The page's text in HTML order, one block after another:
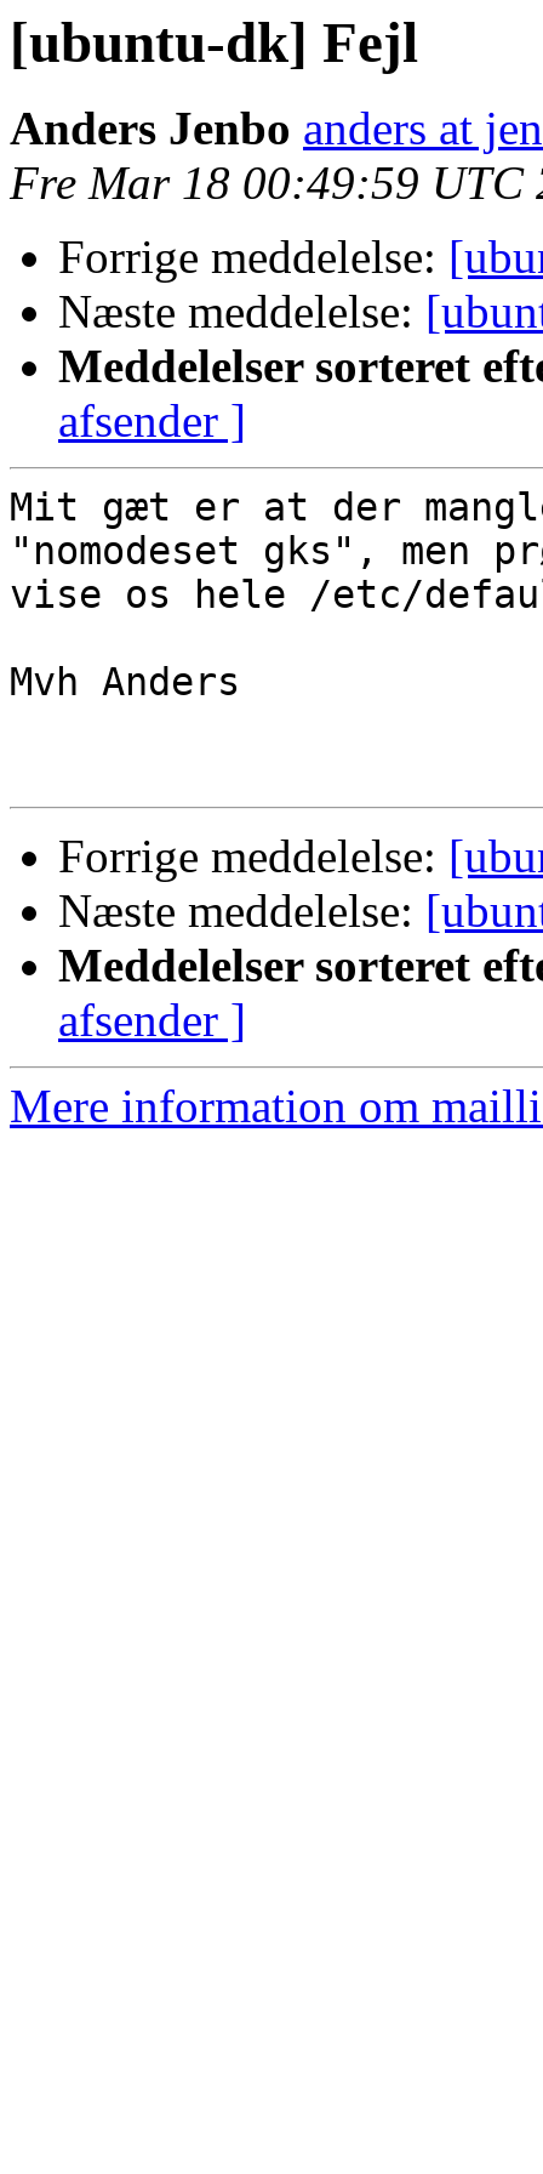
[ubuntu-dk] Fejl
Anders Jenbo anders at
Fre Mar 18 00:49:59 UTC
Forrige meddelelse:
Næste meddelelse:
Meddelelser sorteret
afsender ]
Mit gæt er at der
"nomodeset gks", men
vise os hele /etc/
Mvh Anders
Forrige meddelelse:
Næste meddelelse:
Meddelelser sorteret
afsender ]
Mere information om